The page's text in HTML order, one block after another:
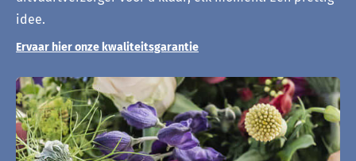
idee.
Ervaar hier onze kwaliteitsgarantie